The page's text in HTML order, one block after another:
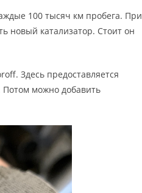
100 тысяч км пробега. При
новый катализатор. Стоит он
Здесь предоставляется
Потом можно добавить